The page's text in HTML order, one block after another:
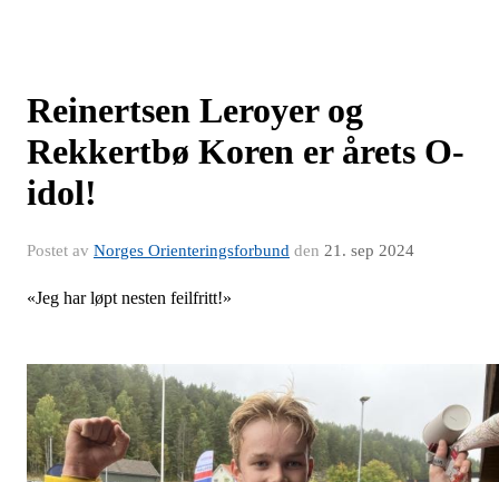
Reinertsen Leroyer og
Rekkertbø Koren er årets O-
idol!
Postet av Norges Orienteringsforbund den 21. sep 2024
«Jeg har løpt nesten feilfritt!»